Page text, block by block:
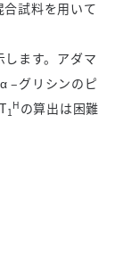
合試料を用いて
します。アダマ
–グリシンのピ
T1
H の算出は困難